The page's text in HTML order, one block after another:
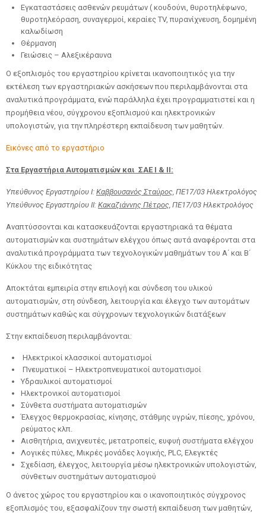
Εγκαταστάσεις ασθενών ρευμάτων ( κουδούνι, θυροτηλέφωνο,
θυροτηλεόραση, συναγερμοί, κεραίες TV, πυρανίχνευση, δομημένη
καλωδίωση
Θέρμανση
Γειώσεις – Αλεξικέραυνα
Ο εξοπλισμός του εργαστηρίου κρίνεται ικανοποιητικός για την
εκτέλεση των εργαστηριακών ασκήσεων που περιλαμβάνονται στα
αναλυτικά προγράμματα, ενώ παράλληλα έχει προγραμματιστεί και η
προμήθεια νέου, σύγχρονου εξοπλισμού και ηλεκτρονικών
υπολογιστών, για την πληρέστερη εκπαίδευση των μαθητών.
Εικόνες από το εργαστήριο
Στα Εργαστήρια Αυτοματισμών και ΣΑΕ Ι & ΙΙ:
Υπεύθυνος Εργαστηρίου Ι: Καββουσανός Σταύρος, ΠΕ17/03 Ηλεκτρολόγος
Υπεύθυνος Εργαστηρίου ΙΙ: Κακαζιάννης Πέτρος, ΠΕ17/03 Ηλεκτρολόγος
Αναπτύσσονται και κατασκευάζονται εργαστηριακά τα θέματα
αυτοματισμών και συστημάτων ελέγχου όπως αυτά αναφέρονται στα
αναλυτικά προγράμματα των τεχνολογικών μαθημάτων του Α΄ και Β΄
Κύκλου της ειδικότητας
Αποκτάται εμπειρία στην επιλογή και σύνδεση του υλικού
αυτοματισμών, στη σύνδεση, λειτουργία και έλεγχο των αυτομάτων
συστημάτων καθώς και σύγχρονων τεχνολογικών διατάξεων
Στην εκπαίδευση περιλαμβάνονται:
Ηλεκτρικοί κλασσικοί αυτοματισμοί
Πνευματικοί – Ηλεκτροπνευματικοί αυτοματισμοί
Υδραυλικοί αυτοματισμοί
Ηλεκτρονικοί αυτοματισμοί
Σύνθετα συστήματα αυτοματισμών
Έλεγχος θερμοκρασίας, κίνησης, στάθμης υγρών, πίεσης, χρόνου,
ρεύματος κλπ.
Αισθητήρια, ανιχνευτές, μετατροπείς, ευφυή συστήματα ελέγχου
Λογικές πύλες, Μικρές μονάδες λογικής, PLC, Ελεγκτές
Σχεδίαση, έλεγχος, λειτουργία μέσω ηλεκτρονικών υπολογιστών,
σύνθετων συστημάτων αυτοματισμού
Ο άνετος χώρος του εργαστηρίου και ο ικανοποιητικός σύγχρονος
εξοπλισμός του, εξασφαλίζουν την σωστή εκπαίδευση των μαθητών,